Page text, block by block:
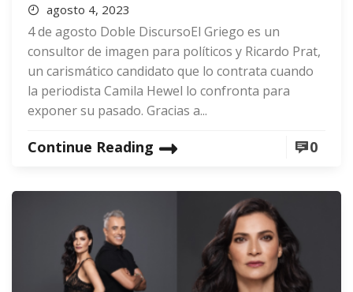
agosto 4, 2023
4 de agosto Doble DiscursoEl Griego es un
consultor de imagen para políticos y Ricardo Prat,
un carismático candidato que lo contrata cuando
la periodista Camila Hewel lo confronta para
exponer su pasado. Gracias a...
Continue Reading 0